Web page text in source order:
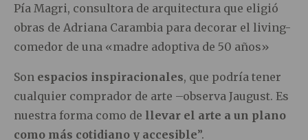
Pía Magri, consultora de arquitectura que eligió
obras de Adriana Carambia para decorar el living-
comedor de una «madre adoptiva de 50 años»
Son espacios inspiracionales, que podría tener
cualquier comprador de arte –observa Jaugust. Es
nuestra forma como de llevar el arte a un plano
como más cotidiano y accesible”.